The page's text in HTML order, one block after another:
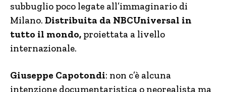
subbuglio poco legate all’immaginario di
Milano. Distribuita da NBCUniversal in
tutto il mondo, proiettata a livello
internazionale.
Giuseppe Capotondi: non c’è alcuna
intenzione documentaristica o neorealista ma